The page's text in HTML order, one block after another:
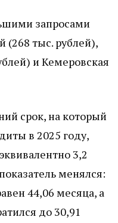
запросами
(268 тыс. рублей),
и Кемеровская
срок, на который
в 2025 году,
3,2
менялся:
44,06 месяца, а
до 30,91